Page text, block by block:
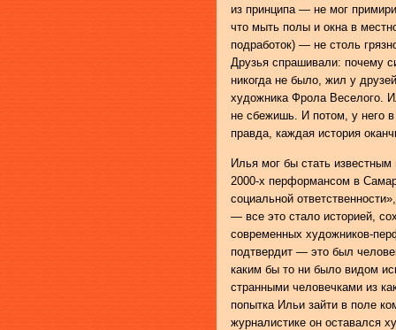
из принципа — не мог
что мыть полы и окна в
подработок) — не столь
Друзья спрашивали: почему
никогда не было, жил у
художника Фрола Веселого.
не сбежишь. И потом, у него
правда, каждая история
Илья мог бы стать
2000-х перформансом в
социальной
— все это стало историей,
современных художников-
подтвердит — это был
каким бы то ни было видом
странными человечками из
попытка Ильи зайти в поле
журналистике он оставался